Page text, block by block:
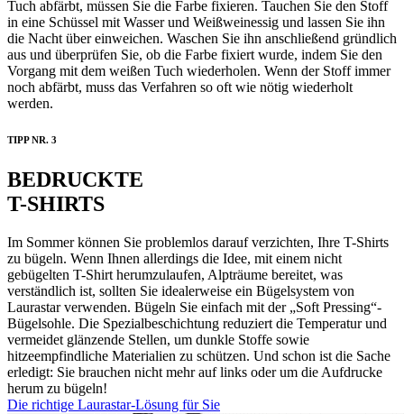
Tuch abfärbt, müssen Sie die Farbe fixieren. Tauchen Sie den Stoff
in eine Schüssel mit Wasser und Weißweinessig und lassen Sie ihn
die Nacht über einweichen. Waschen Sie ihn anschließend gründlich
aus und überprüfen Sie, ob die Farbe fixiert wurde, indem Sie den
Vorgang mit dem weißen Tuch wiederholen. Wenn der Stoff immer
noch abfärbt, muss das Verfahren so oft wie nötig wiederholt
werden.
TIPP NR. 3
BEDRUCKTE
T-SHIRTS
Im Sommer können Sie problemlos darauf verzichten, Ihre T-Shirts
zu bügeln. Wenn Ihnen allerdings die Idee, mit einem nicht
gebügelten T-Shirt herumzulaufen, Alpträume bereitet, was
verständlich ist, sollten Sie idealerweise ein Bügelsystem von
Laurastar verwenden. Bügeln Sie einfach mit der „Soft Pressing“-
Bügelsohle. Die Spezialbeschichtung reduziert die Temperatur und
vermeidet glänzende Stellen, um dunkle Stoffe sowie
hitzeempfindliche Materialien zu schützen. Und schon ist die Sache
erledigt: Sie brauchen nicht mehr auf links oder um die Aufdrucke
herum zu bügeln!
Die richtige Laurastar-Lösung für Sie